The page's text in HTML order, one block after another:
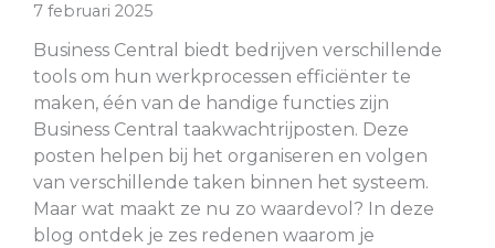
7 februari 2025
Business Central biedt bedrijven verschillende
tools om hun werkprocessen efficiënter te
maken, één van de handige functies zijn
Business Central taakwachtrijposten. Deze
posten helpen bij het organiseren en volgen
van verschillende taken binnen het systeem.
Maar wat maakt ze nu zo waardevol? In deze
blog ontdek je zes redenen waarom je